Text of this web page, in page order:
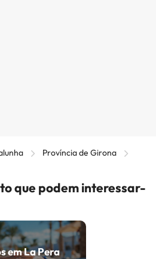
Província de Girona
que podem interessar-
em La Pera